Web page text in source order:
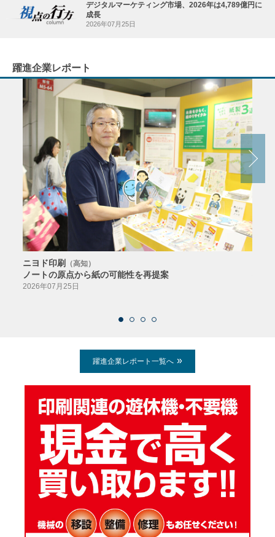
デジタルマーケティング市場、2026年は4,789億円に
成長
2026年07月25日
躍進企業レポート
ニヨド印刷 （高知）
ノートの原点から紙の可能性を再提案
2026年07月25日
躍進企業レポート一覧へ